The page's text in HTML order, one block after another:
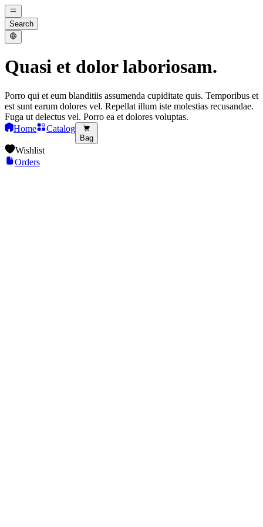
Search
Quasi et dolor laboriosam.
Porro qui et eum blanditiis assumenda cupiditate quis. Temporibus et
est sunt earum dolores vel. Repellat illum iste molestias recusandae.
Fuga ut delectus vel. Porro ea et dolores voluptas.
Home
Catalog
Bag
Wishlist
Orders